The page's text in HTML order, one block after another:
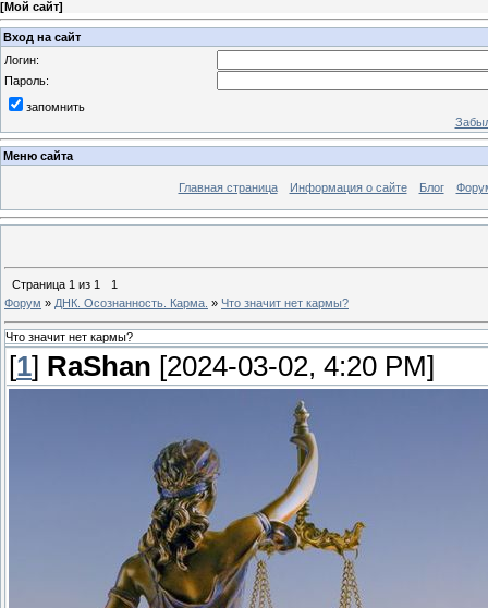
[Мой сайт]
Вход на сайт
Логин:
Пароль:
запомнить
Меню сайта
Главная страница Информация о сайте Блог
Страница 1 из 1
1
Форум » ДНК. Осознанность. Карма. » Что значит нет кармы?
Что значит нет кармы?
[1] RaShan [2024-03-02, 4:20 PM]